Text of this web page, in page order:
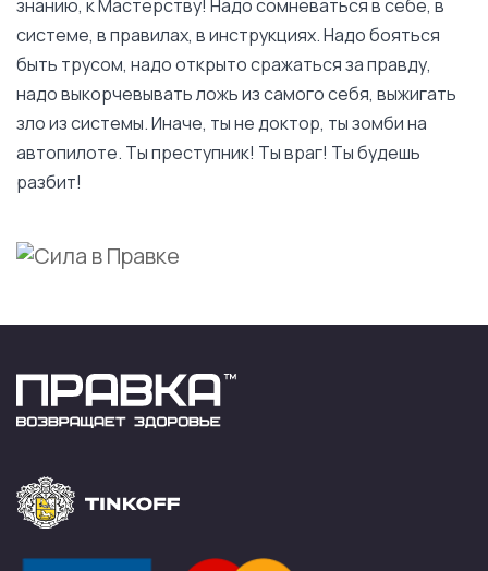
знанию, к Мастерству! Надо сомневаться в себе, в
системе, в правилах, в инструкциях. Надо бояться
быть трусом, надо открыто сражаться за правду,
надо выкорчевывать ложь из самого себя, выжигать
зло из системы. Иначе, ты не доктор, ты зомби на
автопилоте. Ты преступник! Ты враг! Ты будешь
разбит!